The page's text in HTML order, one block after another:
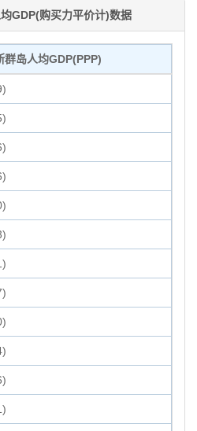
GDP(购买力平价计)数据
群岛人均GDP(PPP)